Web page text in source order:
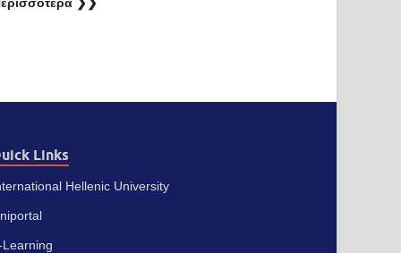
Links
Hellenic University
Learning